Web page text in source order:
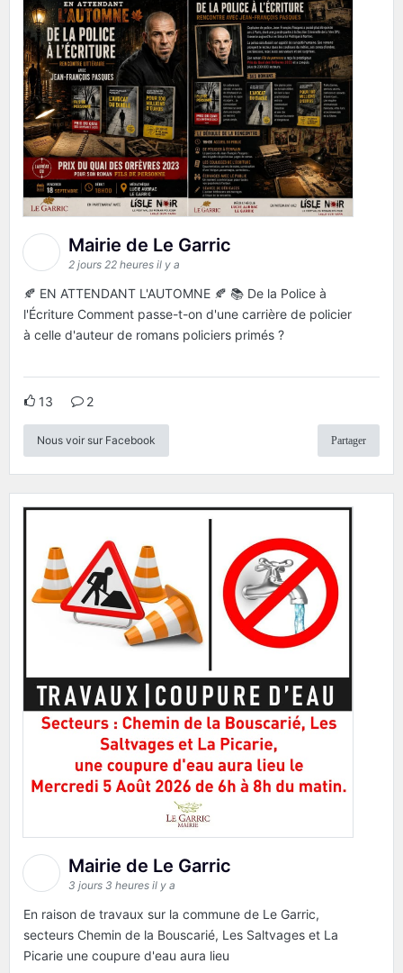
Mairie de Le Garric
2 jours 22 heures il y a
🍂 EN ATTENDANT L'AUTOMNE 🍂 📚 De la Police à
l'Écriture Comment passe-t-on d'une carrière de policier
à celle d'auteur de romans policiers primés ?
13 2
Nous voir sur Facebook Partager
Mairie de Le Garric
3 jours 3 heures il y a
En raison de travaux sur la commune de Le Garric,
secteurs Chemin de la Bouscarié, Les Saltvages et La
Picarie une coupure d'eau aura lieu